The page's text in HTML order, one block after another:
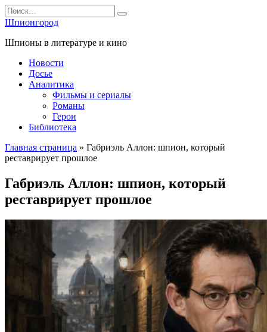
Перейти
к
содержанию
Search
for:
Шпионгород
Шпионы в литературе и кино
Новости
Досье
Аналитика
Фильмы и сериалы
Романы
Герои
Библиотека
Главная страница » Габриэль Аллон: шпион, который
реставрирует прошлое
Габриэль Аллон: шпион, который
реставрирует прошлое